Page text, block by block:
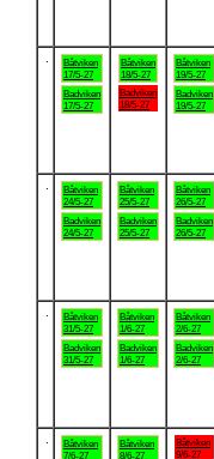
Båtviken
17/5-27
Badviken
17/5-27
Båtviken
18/5-27
Badviken
18/5-27
Båtviken
19/5-27
Badviken
19/5-27
Båtviken
24/5-27
Badviken
24/5-27
Båtviken
25/5-27
Badviken
25/5-27
Båtviken
26/5-27
Badviken
26/5-27
Båtviken
31/5-27
Badviken
31/5-27
Båtviken
1/6-27
Badviken
1/6-27
Båtviken
2/6-27
Badviken
2/6-27
Båtviken
7/6-27
Båtviken
8/6-27
Båtviken
9/6-27